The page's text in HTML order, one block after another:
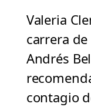
Valeria
carrera
Andrés
contagio